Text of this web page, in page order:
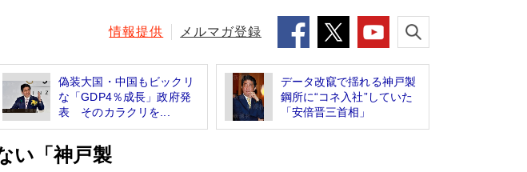
情報提供 メルマガ登録
偽装大国・中国もビックリ
な「GDP4％成長」政府発
表 そのカラクリを...
データ改竄で揺れる神戸製
鋼所に“コネ入社”していた
「安倍晋三首相」
い「神戸製